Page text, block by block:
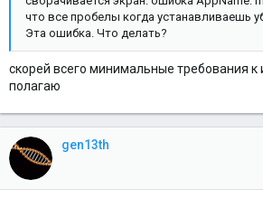
что все пробелы когда устанавливаешь
Эта ошибка. Что делать?
скорей всего минимальные требования к
полагаю
gen13th